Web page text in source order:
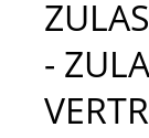
-